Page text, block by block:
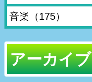
音楽 （175）
アーカイブ